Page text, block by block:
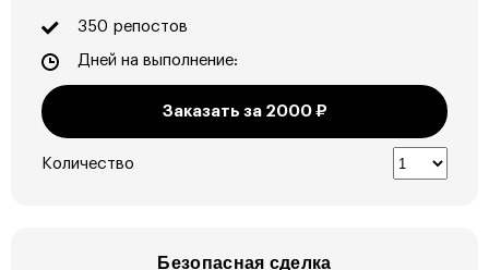
350 репостов
Дней на выполнение:
Заказать за 2000₽
Количество
Безопасная сделка